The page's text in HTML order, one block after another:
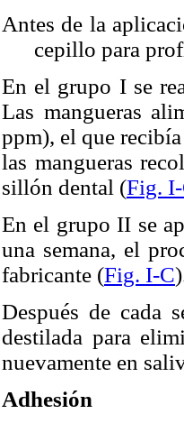
Antes de la
cepillo para
En el grupo I se
Las mangueras
ppm), el que
las mangueras
sillón dental (Fig.
En el grupo II se
una semana, el
fabricante (Fig. I-C
Después de cada
destilada para
nuevamente en
Adhesión